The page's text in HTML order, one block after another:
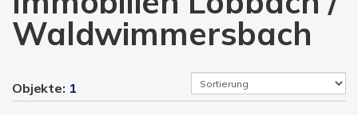
Waldwimmersbach
Objekte: 1